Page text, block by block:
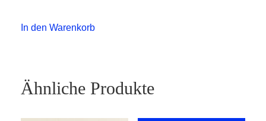
In den Warenkorb
Ähnliche Produkte